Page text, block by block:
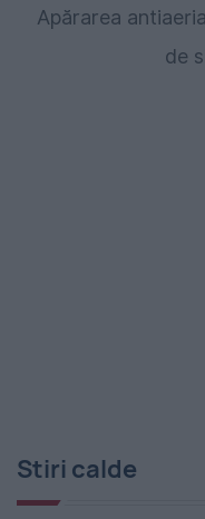
Apărarea
de
Stiri calde